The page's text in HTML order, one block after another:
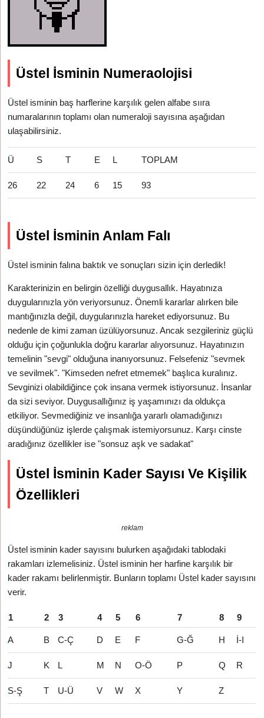
Üstel İsminin Numeraolojisi
Üstel isminin baş harflerine karşılık gelen alfabe sııra
numaralarının toplamı olan numeraloji sayısına aşağıdan
ulaşabilirsiniz.
Ü S T E L TOPLAM
26 22 24 6 15 93
Üstel İsminin Anlam Falı
Üstel isminin falına baktık ve sonuçları sizin için derledik!
Karakterinizin en belirgin özelliği duygusallık. Hayatınıza
duygularınızla yön veriyorsunuz. Önemli kararlar alırken bile
mantığınızla değil, duygularınızla hareket ediyorsunuz. Bu
nedenle de kimi zaman üzülüyorsunuz. Ancak sezgileriniz güçlü
olduğu için çoğunlukla doğru kararlar alıyorsunuz. Hayatınızın
temelinin "sevgi" olduğuna inanıyorsunuz. Felsefeniz "sevmek
ve sevilmek". "Kimseden nefret etmemek" başlıca kuralınız.
Sevginizi olabildiğince çok insana vermek istiyorsunuz. İnsanlar
da sizi seviyor. Duygusallığınız iş yaşamınızı da oldukça
etkiliyor. Sevmediğiniz ve insanlığa yararlı olamadığınızı
düşündüğünüz işlerde çalışmak istemiyorsunuz. Karşı cinste
aradığınız özellikler ise "sonsuz aşk ve sadakat"
Üstel İsminin Kader Sayısı Ve Kişilik
Özellikleri
reklam
Üstel isminin kader sayısını bulurken aşağıdaki tablodaki
rakamları izlemelisiniz. Üstel isminin her harfine karşılık bir
kader rakamı belirlenmiştir. Bunların toplamı Üstel kader sayısını
verir.
1 2 3 4 5 6 7 8 9
A B C-Ç D E F G-Ğ H İ-I
J K L M N O-Ö P Q R
S-Ş T U-Ü V W X Y Z